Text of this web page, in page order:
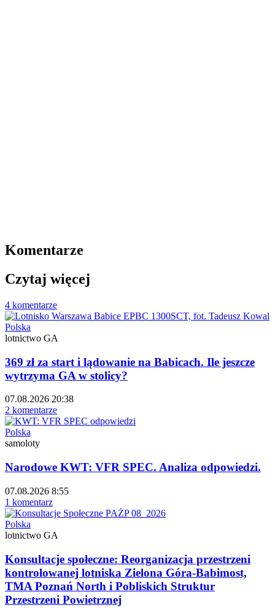
Komentarze
Czytaj więcej
4 komentarze
Polska
lotnictwo GA
369 zł za start i lądowanie na Babicach. Ile jeszcze
wytrzyma GA w stolicy?
07.08.2026 20:38
2 komentarze
Polska
samoloty
Narodowe KWT: VFR SPEC. Analiza odpowiedzi.
07.08.2026 8:55
1 komentarz
Polska
lotnictwo GA
Konsultacje społeczne: Reorganizacja przestrzeni
kontrolowanej lotniska Zielona Góra-Babimost,
TMA Poznań North i Pobliskich Struktur
Przestrzeni Powietrznej